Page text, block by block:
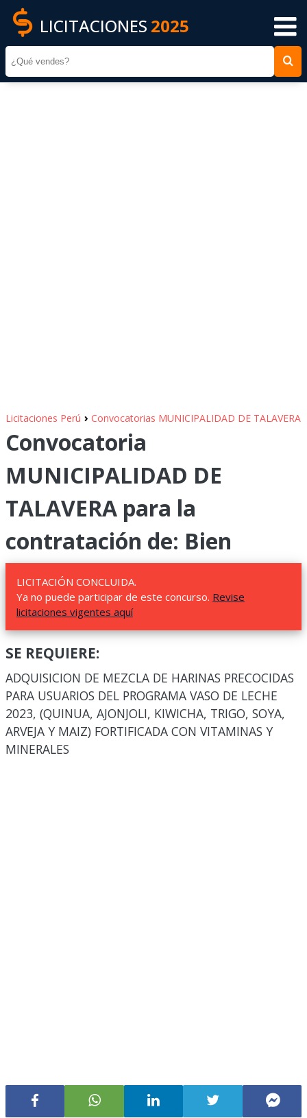
LICITACIONES 2025
Licitaciones Perú › Convocatorias MUNICIPALIDAD DE TALAVERA
Convocatoria
MUNICIPALIDAD DE
TALAVERA para la
contratación de: Bien
LICITACIÓN CONCLUIDA.
Ya no puede participar de este concurso. Revise
licitaciones vigentes aquí
SE REQUIERE:
ADQUISICION DE MEZCLA DE HARINAS PRECOCIDAS
PARA USUARIOS DEL PROGRAMA VASO DE LECHE
2023, (QUINUA, AJONJOLI, KIWICHA, TRIGO, SOYA,
ARVEJA Y MAIZ) FORTIFICADA CON VITAMINAS Y
MINERALES